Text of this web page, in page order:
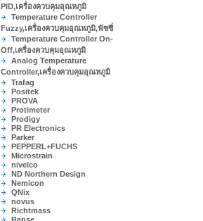
PID,เครื่องควบคุมอุณหภูมิ
Temperature Controller
Fuzzy,เครื่องควบคุมอุณหภูมิ,ฟัซซี่
Temperature Controller On-
Off,เครื่องควบคุมอุณหภูมิ
Analog Temperature
Controller,เครื่องควบคุมอุณหภูมิ
Trafag
Positek
PROVA
Protimeter
Prodigy
PR Electronics
Parker
PEPPERL+FUCHS
Microstrain
nivelco
ND Northern Design
Nemicon
QNix
novus
Richtmass